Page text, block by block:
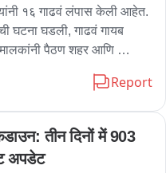
१६ गाढवं लंपास केली आहेत.
घटना घडली, गाढवं गायब
पैठण शहर आणि
असता, अत्यंत संशयास्पद आणि
कोंबून भरताना
बांधकामाचे इतर जड साहित्य
या गाढवांचा वापर करतात. या
Report
तीन दिनों में 903
अपडेट